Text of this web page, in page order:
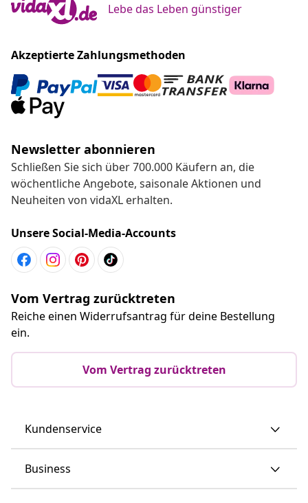
Lebe das Leben günstiger
Akzeptierte Zahlungsmethoden
Newsletter abonnieren
Schließen Sie sich über 700.000 Käufern an, die
wöchentliche Angebote, saisonale Aktionen und
Neuheiten von vidaXL erhalten.
Unsere Social-Media-Accounts
Vom Vertrag zurücktreten
Reiche einen Widerrufsantrag für deine Bestellung
ein.
Vom Vertrag zurücktreten
Kundenservice
Business